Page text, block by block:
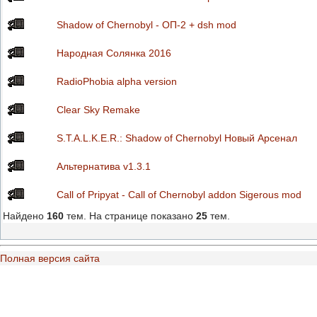
Shadow of Chernobyl - ОП-2 + dsh mod
Народная Солянка 2016
RadioPhobia alpha version
Clear Sky Remake
S.T.A.L.K.E.R.: Shadow of Chernobyl Новый Арсенал
Альтернатива v1.3.1
Call of Pripyat - Call of Chernobyl addon Sigerous mod
Найдено 160 тем. На странице показано 25 тем.
Полная версия сайта